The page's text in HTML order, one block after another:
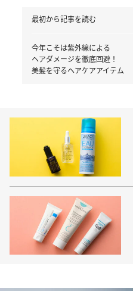
最初から記事を読む
今年こそは紫外線による
ヘアダメージを徹底回避！
美髪を守るヘアケアアイテム